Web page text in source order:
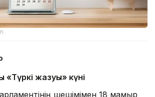
«Түркі жазуы» күні
шешімімен 18 мамыр